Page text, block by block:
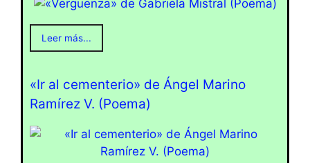
Leer más...
«Ir al cementerio» de Ángel Marino
Ramírez V. (Poema)